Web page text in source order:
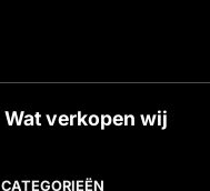
Wat verkopen wij
CATEGORIEËN